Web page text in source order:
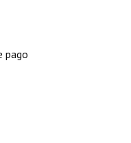
pago